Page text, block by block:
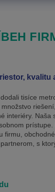
kvalitu
tisíce
interiéry. Naša
prístupe.
firmu,
s